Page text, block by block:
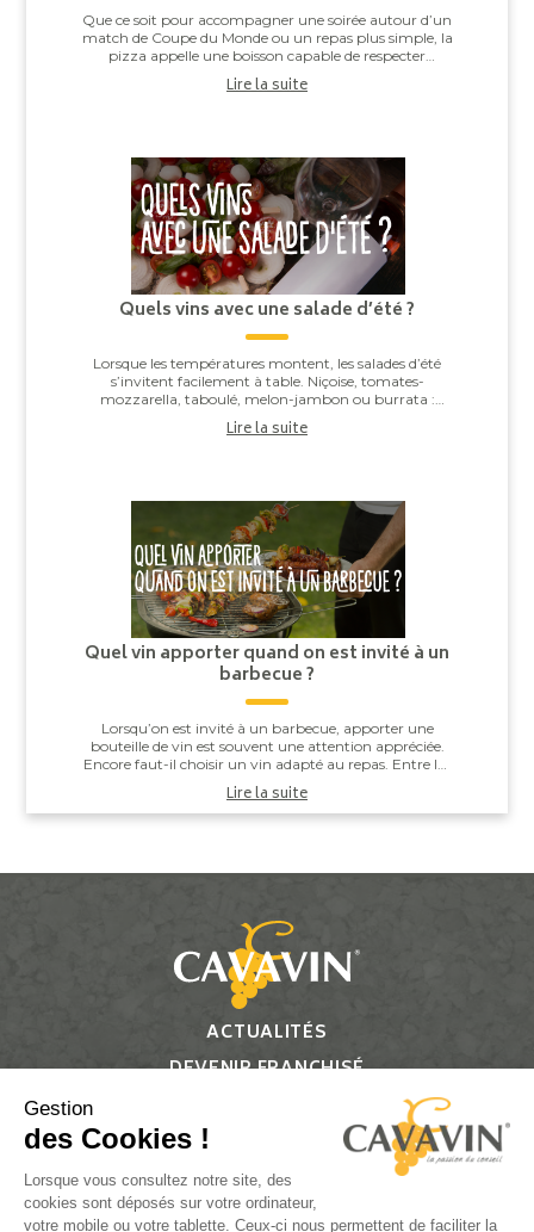
Que ce soit pour accompagner une soirée autour d’un
match de Coupe du Monde ou un repas plus simple, la
pizza appelle une boisson capable de respecter
Lire la suite
Quels vins avec une salade d’été ?
Lorsque les températures montent, les salades d’été
s’invitent facilement à table. Niçoise, tomates-
mozzarella, taboulé, melon-jambon ou burrata :
Lire la suite
Quel vin apporter quand on est invité à un
barbecue ?
Lorsqu’on est invité à un barbecue, apporter une
bouteille de vin est souvent une attention appréciée.
Encore faut-il choisir un vin adapté au repas. Entre les
Lire la suite
ACTUALITÉS
DEVENIR FRANCHISÉ
Suivez-nous
Gestion
des Cookies !
Lorsque vous consultez notre site, des
cookies sont déposés sur votre ordinateur,
votre mobile ou votre tablette. Ceux-ci nous permettent de faciliter la